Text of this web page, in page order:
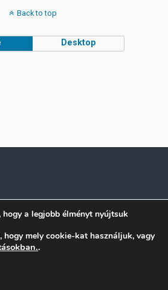
Back to top
Desktop
a legjobb élményt nyújtsuk
hogy mely cookie-kat használjuk, vagy
.